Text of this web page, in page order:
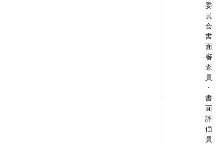
委
員
会
書
面
審
査
員
・
書
面
評
価
員